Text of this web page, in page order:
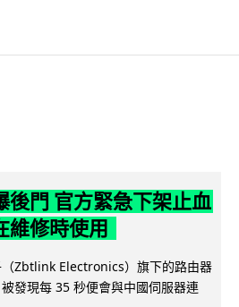
後門 官方緊急下架止血
維修時使用
Zbtlink Electronics）旗下的路由器
發現每 35 秒便會與中國伺服器連